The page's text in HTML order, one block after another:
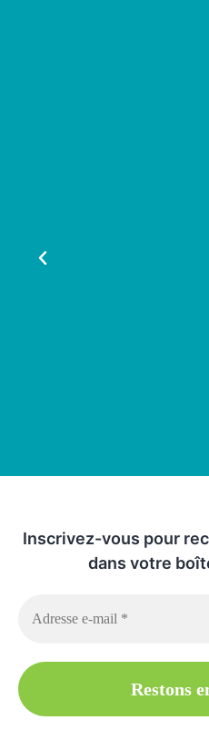
Inscrivez-vous pour
dans votre